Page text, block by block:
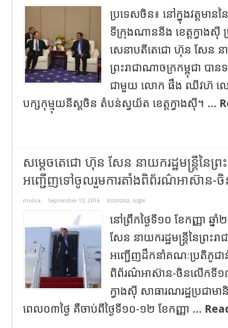
ប្រទេសចិន៖ នៅក្នុងវត្តមាន
ទីក្រុងណាននីង ខេត្តក្វាងស៊ី
សេនាបតីតេជោ ហ៊ុន សែន នា
ព្រះរាជាណាចក្រកម្ពុជា បាន
ជាមួយ លោក ផឹង ឈីវហ៊ លេខ
បក្សកុម្មុយនីស្តចិន តំបន់ស្វយ័ត ខេត្តក្វាងស៊ី។ ...
សម្តេចតេជោ ហ៊ុន សែន នាយករដ្ឋមន្រ្តីនៃព្រ
អញ្ជើញទៅចូលរួមការតាំងពិព័រណ៌អាស៊ាន-
molica September 10, 2016 នយោបាយ, សង្គម
នៅព្រឹកថ្ងៃទី១០ ខែកញ្ញា ឆ្
សែន នាយករដ្ឋមន្រ្តីនៃព្រះរ
អញ្ជើញដឹកនាំគណៈប្រតិភូជា
ពិព័រណ៌អាស៊ាន-ចិនលើកទី១
ក្វាងស៊ី សាធារណរដ្ឋប្រជា
ពេល០៣ថ្ងៃ គឺចាប់ពីថ្ងៃទី១០-១២ ខែកញ្ញា ...